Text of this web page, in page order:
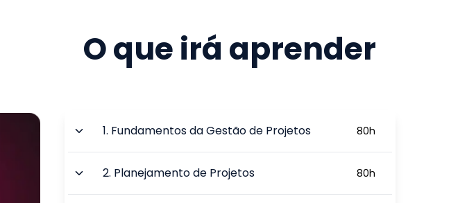
O que irá aprender
1. Fundamentos da Gestão de Projetos 80h
2. Planejamento de Projetos 80h